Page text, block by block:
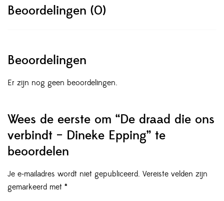
Beoordelingen (0)
Beoordelingen
Er zijn nog geen beoordelingen.
Wees de eerste om “De draad die ons
verbindt – Dineke Epping” te
beoordelen
Je e-mailadres wordt niet gepubliceerd. Vereiste velden zijn
gemarkeerd met *